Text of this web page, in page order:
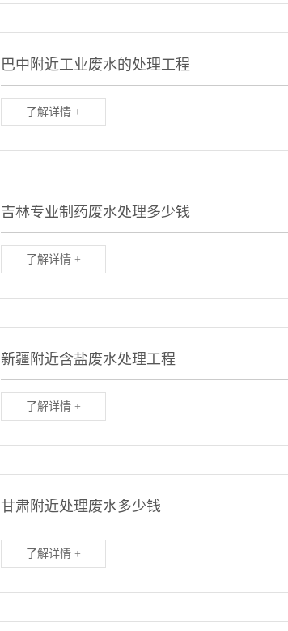
巴中附近工业废水的处理工程
了解详情 +
吉林专业制药废水处理多少钱
了解详情 +
新疆附近含盐废水处理工程
了解详情 +
甘肃附近处理废水多少钱
了解详情 +